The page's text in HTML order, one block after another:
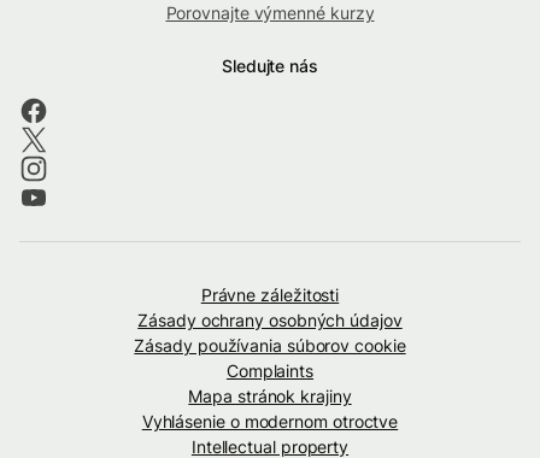
Porovnajte výmenné kurzy
Sledujte nás
Právne záležitosti
Zásady ochrany osobných údajov
Zásady používania súborov cookie
Complaints
Mapa stránok krajiny
Vyhlásenie o modernom otroctve
Intellectual property